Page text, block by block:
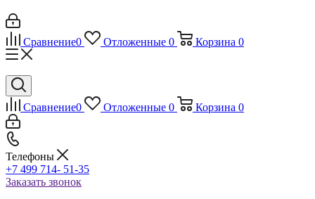
Сравнение0 Отложенные 0 Корзина 0
Сравнение0 Отложенные 0 Корзина 0
Телефоны
+7 499 714- 51-35
Заказать звонок